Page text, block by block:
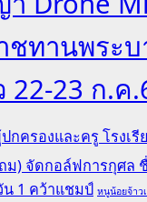
ชทานพระ
22-23 ก.ค
กครองและครู โรงเ
ม) จัดกอล์ฟการกุศล
1 คว้าแชมป์ หนูน้อยจ้าว